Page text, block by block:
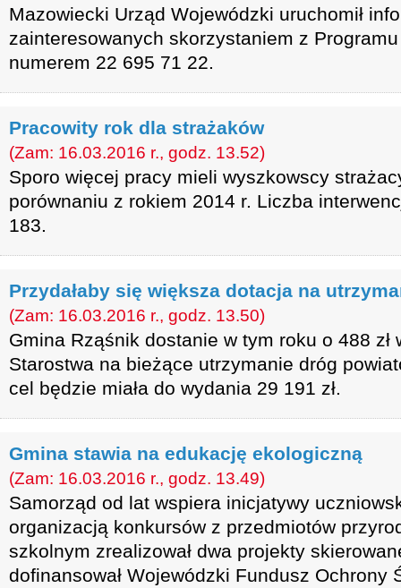
Mazowiecki Urząd Wojewódzki uruchomił
zainteresowanych skorzystaniem z
numerem 22 695 71 22.
Pracowity rok dla strażaków
(Zam: 16.03.2016 r., godz. 13.52)
Sporo więcej pracy mieli wyszkowscy
porównaniu z rokiem 2014 r. Liczba
183.
Przydałaby się większa dotacja na
(Zam: 16.03.2016 r., godz. 13.50)
Gmina Rząśnik dostanie w tym roku o 488 zł
Starostwa na bieżące utrzymanie dróg
cel będzie miała do wydania 29 191 zł.
Gmina stawia na edukację ekologiczną
(Zam: 16.03.2016 r., godz. 13.49)
Samorząd od lat wspiera inicjatywy
organizacją konkursów z przedmiotów
szkolnym zrealizował dwa projekty
dofinansował Wojewódzki Fundusz Ochrony